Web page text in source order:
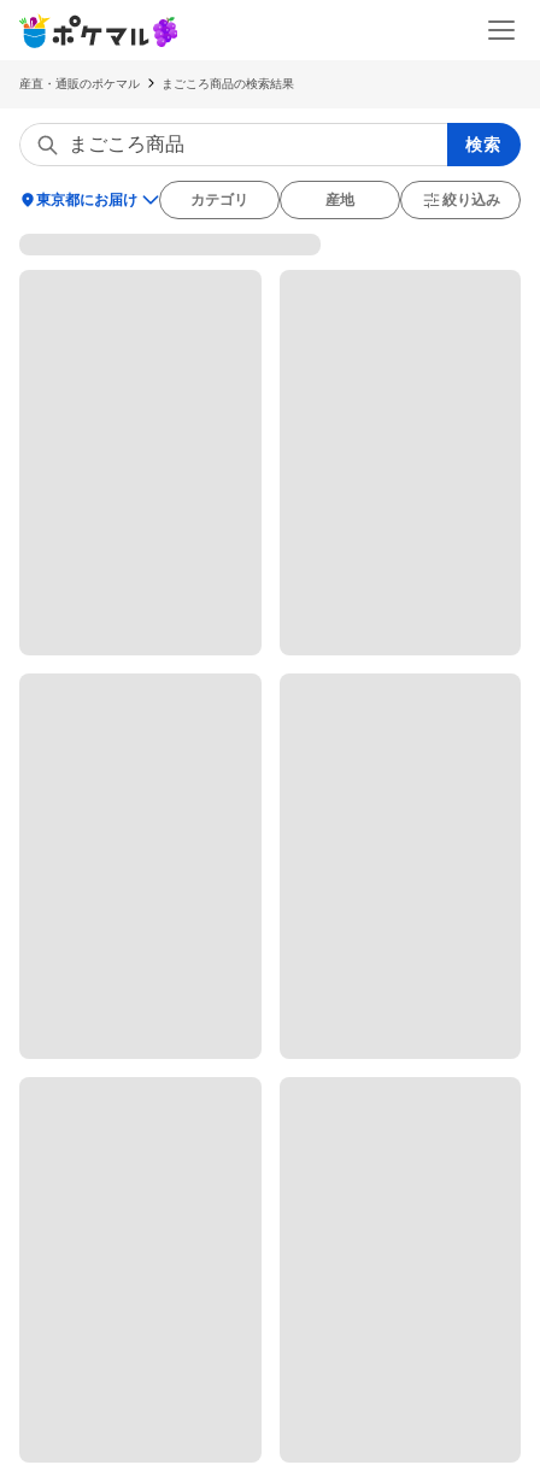
産直・通販のポケマル まごころ商品の検索結果
検索
location_on東京都にお届け カテゴリ 産地 絞り込み